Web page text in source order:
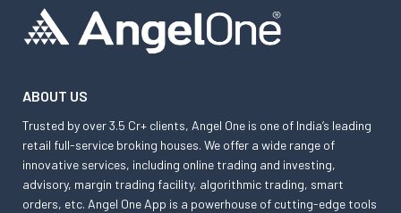
ABOUT US
Trusted by over 3.5 Cr+ clients, Angel One is one of India’s leading
retail full-service broking houses. We offer a wide range of
innovative services, including online trading and investing,
advisory, margin trading facility, algorithmic trading, smart
orders, etc. Angel One App is a powerhouse of cutting-edge tools